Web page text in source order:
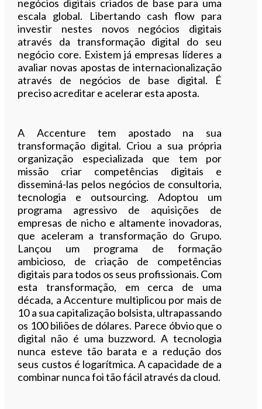
negócios digitais criados de base para uma
escala global. Libertando cash flow para
investir nestes novos negócios digitais
através da transformação digital do seu
negócio core. Existem já empresas líderes a
avaliar novas apostas de internacionalização
através de negócios de base digital. É
preciso acreditar e acelerar esta aposta.
A Accenture tem apostado na sua
transformação digital. Criou a sua própria
organização especializada que tem por
missão criar competências digitais e
disseminá-las pelos negócios de consultoria,
tecnologia e outsourcing. Adoptou um
programa agressivo de aquisições de
empresas de nicho e altamente inovadoras,
que aceleram a transformação do Grupo.
Lançou um programa de formação
ambicioso, de criação de competências
digitais para todos os seus profissionais. Com
esta transformação, em cerca de uma
década, a Accenture multiplicou por mais de
10 a sua capitalização bolsista, ultrapassando
os 100 biliões de dólares. Parece óbvio que o
digital não é uma buzzword. A tecnologia
nunca esteve tão barata e a redução dos
seus custos é logarítmica. A capacidade de a
combinar nunca foi tão fácil através da cloud.